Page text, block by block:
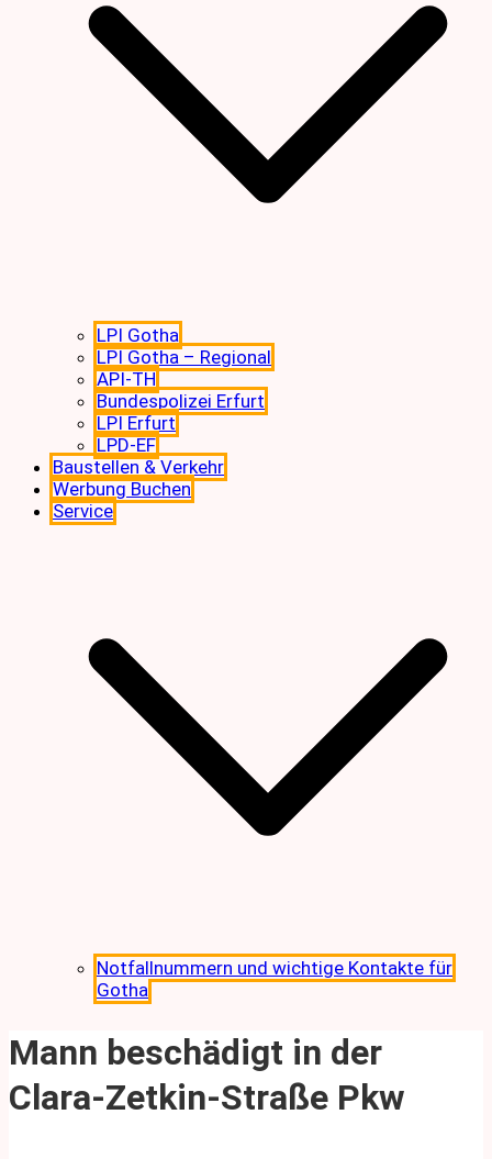
LPI Gotha
LPI Gotha – Regional
API-TH
Bundespolizei Erfurt
LPI Erfurt
LPD-EF
Baustellen & Verkehr
Werbung Buchen
Service
Notfallnummern und wichtige Kontakte für
Gotha
Mann beschädigt in der
Clara-Zetkin-Straße Pkw